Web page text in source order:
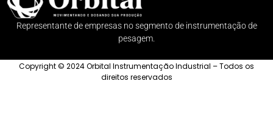
Representante de empresas no segmento de instrumentação de
pesagem.
Copyright © 2024 Orbital Instrumentação Industrial – Todos os
direitos reservados